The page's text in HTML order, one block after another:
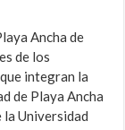
Ancha de
de los
integran la
de Playa Ancha
la Universidad